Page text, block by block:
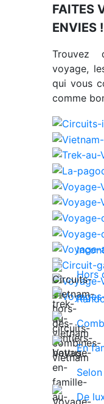
FAITES
ENVIES
Trouvez
voyage,
qui vous
comme
Hors
En
De